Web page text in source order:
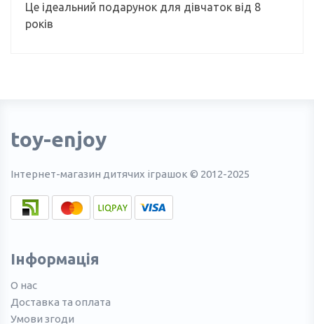
Це ідеальний подарунок для дівчаток від 8
років
toy-enjoy
Інтернет-магазин дитячих іграшок © 2012-2025
Інформація
О нас
Доставка та оплата
Умови згоди